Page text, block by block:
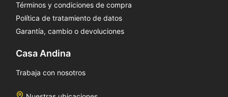
Términos y condiciones de compra
Política de tratamiento de datos
Garantía, cambio o devoluciones
Casa Andina
Trabaja con nosotros